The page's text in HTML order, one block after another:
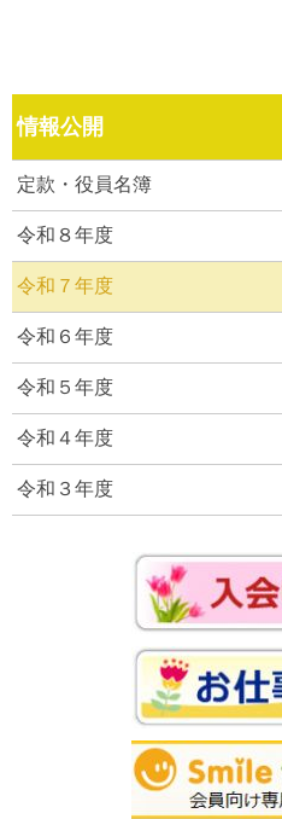
情報公開
定款・役員名簿
令和８年度
令和７年度
令和６年度
令和５年度
令和４年度
令和３年度